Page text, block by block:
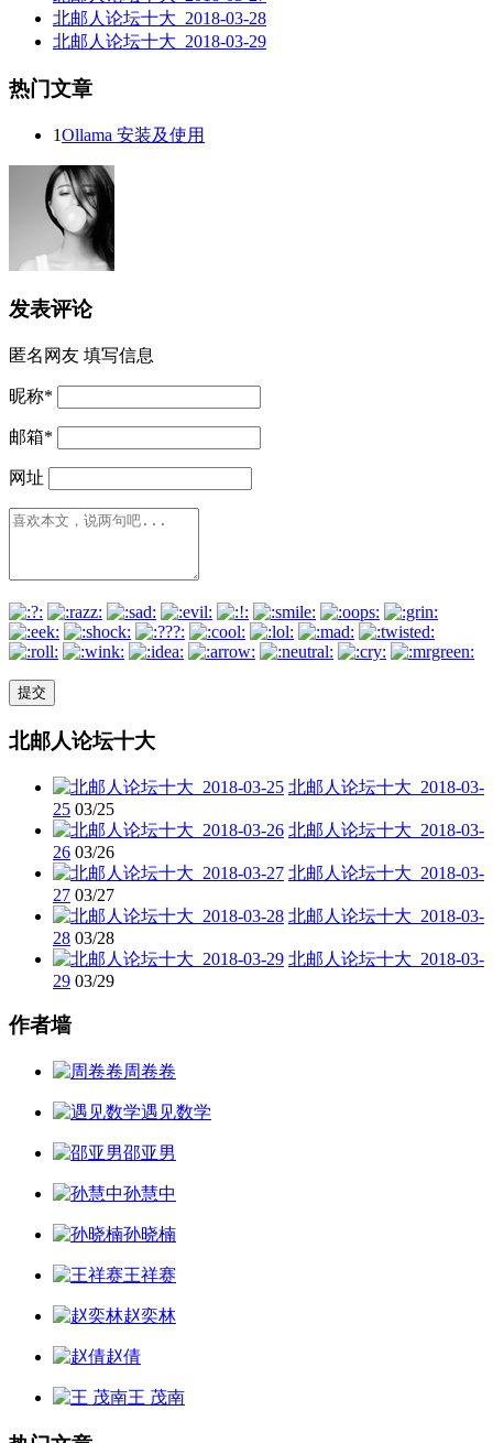
北邮人论坛十大_2018-03-28
北邮人论坛十大_2018-03-29
热门文章
1Ollama 安装及使用
发表评论
匿名网友 填写信息
昵称*
邮箱*
网址
北邮人论坛十大
北邮人论坛十大_2018-03-
25 03/25
北邮人论坛十大_2018-03-
26 03/26
北邮人论坛十大_2018-03-
27 03/27
北邮人论坛十大_2018-03-
28 03/28
北邮人论坛十大_2018-03-
29 03/29
作者墙
周卷卷
遇见数学
邵亚男
孙慧中
孙晓楠
王祥赛
赵奕林
赵倩
王 茂南